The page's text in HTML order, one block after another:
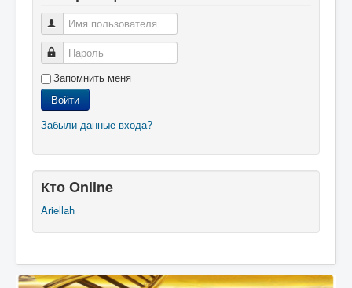
Запомнить меня
Войти
Забыли данные входа?
Кто Online
Ariellah